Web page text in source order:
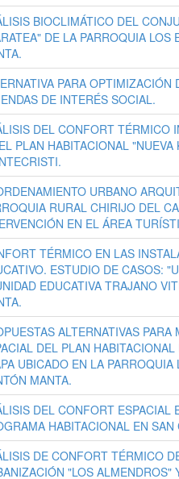
BIOCLIMÁTICO DEL
DE LA PARROQUIA LOS
PARA OPTIMIZACIÓN
DE INTERÉS SOCIAL.
DEL CONFORT TÉRMICO
PLAN HABITACIONAL "NUEVA
URBANO
RURAL CHIRIJO DEL
EN EL ÁREA
TÉRMICO EN LAS
ESTUDIO DE CASOS:
EDUCATIVA TRAJANO
ALTERNATIVAS
DEL PLAN
UBICADO EN LA
MANTA.
DEL CONFORT ESPACIAL
HABITACIONAL EN SAN
DE CONFORT TÉRMICO
"LOS ALMENDROS"